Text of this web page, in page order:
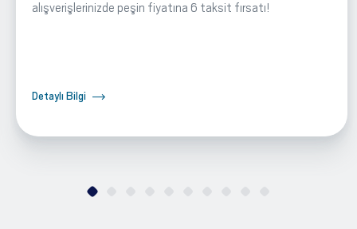
alışverişlerinizde peşin fiyatına 6 taksit fırsatı!
Detaylı Bilgi